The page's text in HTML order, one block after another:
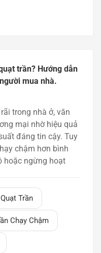
sản phẩm
trần? Hướng dẫn
mua nhà.
trong nhà ở, văn
mại nhờ hiệu quả
đáng tin cậy. Tuy
chậm hơn bình
hoặc ngừng hoạt
bài viết này,
thay thế tụ điện
hiệu cảnh báo và
là giải pháp phổ
viết cho cả người
tìm kiếm những hiểu
Trần
Chạy Chậm